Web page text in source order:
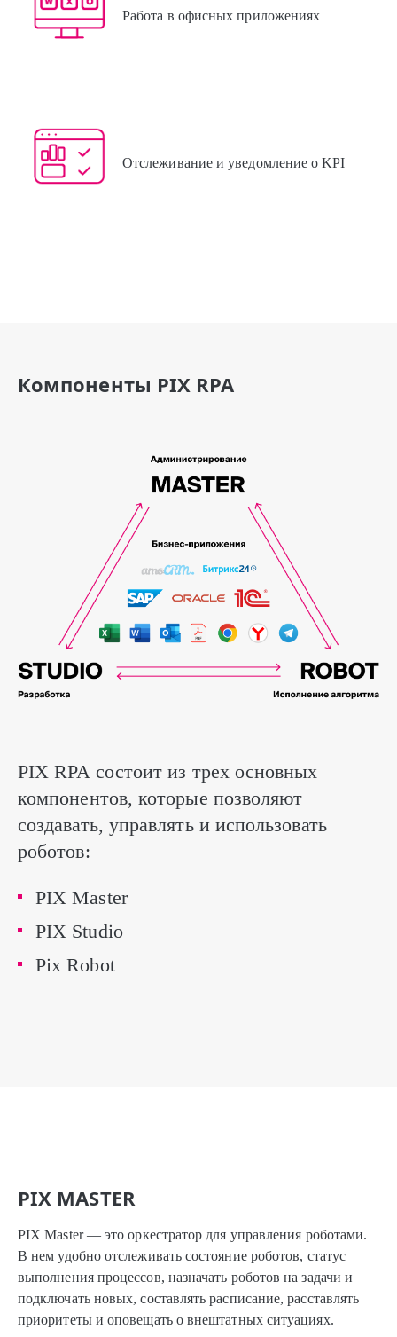
Работа в офисных приложениях
Отслеживание и уведомление о KPI
Компоненты PIX RPA
PIX RPA состоит из трех основных
компонентов, которые позволяют
создавать, управлять и использовать
роботов:
PIX Master
PIX Studio
Pix Robot
PIX MASTER
PIX Master — это оркестратор для управления роботами.
В нем удобно отслеживать состояние роботов, статус
выполнения процессов, назначать роботов на задачи и
подключать новых, составлять расписание, расставлять
приоритеты и оповещать о внештатных ситуациях.